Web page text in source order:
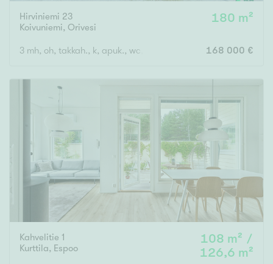
Hirviniemi 23
Koivuniemi, Orivesi
180 m²
3 mh, oh, takkah., k, apuk., wc, kph, s, eteinen x 2, kuisti
168 000 €
Kahvelitie 1
Kurttila, Espoo
108 m² /
126,6 m²